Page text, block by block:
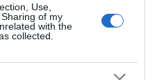
Use,
of my
with the
collected.